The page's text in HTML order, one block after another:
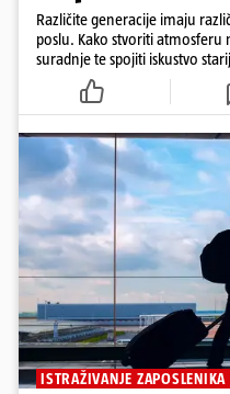
Različite generacije imaju
poslu. Kako stvoriti
suradnje te spojiti iskustvo
mlađih zaposlenika?
ISTRAŽIVANJE ZAPOSLENIKA